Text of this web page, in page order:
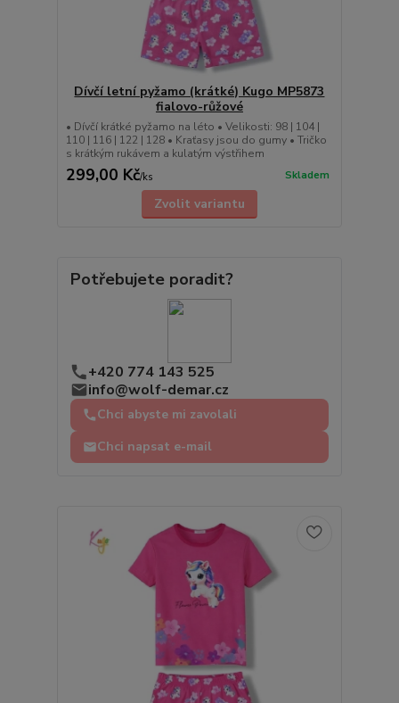
Dívčí letní pyžamo (krátké) Kugo MP5873
fialovo-růžové
• Dívčí krátké pyžamo na léto • Velikosti: 98 | 104 |
110 | 116 | 122 | 128 • Kraťasy jsou do gumy • Tričko
s krátkým rukávem a kulatým výstřihem
299,00 Kč/ks Skladem
Zvolit variantu
Potřebujete poradit?
+420 774 143 525
info@wolf-demar.cz
Chci abyste mi zavolali
Chci napsat e-mail